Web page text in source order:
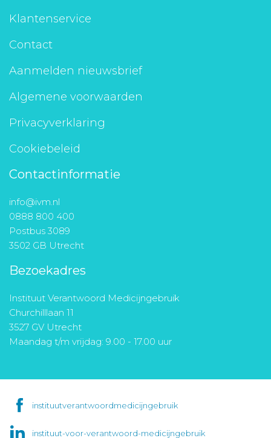
Klantenservice
Contact
Aanmelden nieuwsbrief
Algemene voorwaarden
Privacyverklaring
Cookiebeleid
Contactinformatie
info@ivm.nl
0888 800 400
Postbus 3089
3502 GB Utrecht
Bezoekadres
Instituut Verantwoord Medicijngebruik
Churchilllaan 11
3527 GV Utrecht
Maandag t/m vrijdag: 9.00 - 17.00 uur
instituutverantwoordmedicijngebruik
instituut-voor-verantwoord-medicijngebruik